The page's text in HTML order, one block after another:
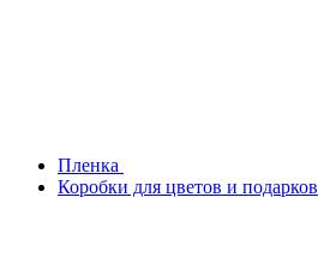
Плeнка
Коробки для цветов и подарков